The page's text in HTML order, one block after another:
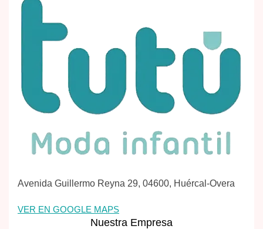
Avenida Guillermo Reyna 29, 04600, Huércal-Overa
VER EN GOOGLE MAPS
Nuestra Empresa